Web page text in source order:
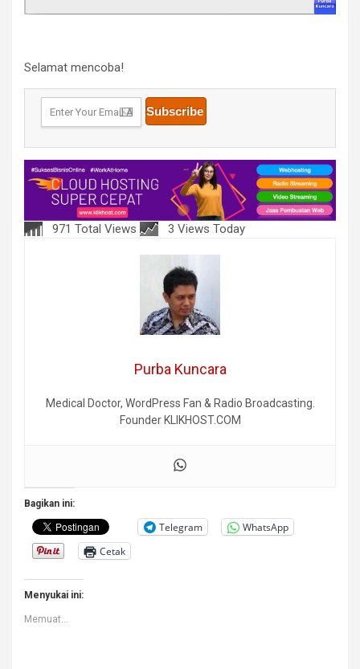
Selamat mencoba!
971 Total Views 3 Views Today
Purba Kuncara
Medical Doctor, WordPress Fan & Radio Broadcasting.
Founder KLIKHOST.COM
Bagikan ini:
Telegram
WhatsApp
Cetak
Menyukai ini:
Memuat...